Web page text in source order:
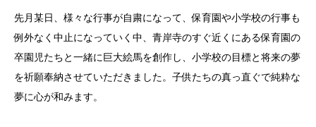
先月某日、様々な行事が自粛になって、保育園や小学校の行事も
例外なく中止になっていく中、青岸寺のすぐ近くにある保育園の
卒園児たちと一緒に巨大絵馬を創作し、小学校の目標と将来の夢
を祈願奉納させていただきました。子供たちの真っ直ぐで純粋な
夢に心が和みます。